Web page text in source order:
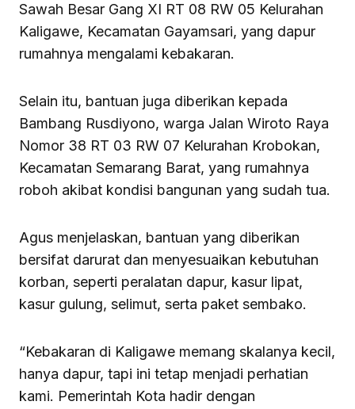
Sawah Besar Gang XI RT 08 RW 05 Kelurahan
Kaligawe, Kecamatan Gayamsari, yang dapur
rumahnya mengalami kebakaran.
Selain itu, bantuan juga diberikan kepada
Bambang Rusdiyono, warga Jalan Wiroto Raya
Nomor 38 RT 03 RW 07 Kelurahan Krobokan,
Kecamatan Semarang Barat, yang rumahnya
roboh akibat kondisi bangunan yang sudah tua.
Agus menjelaskan, bantuan yang diberikan
bersifat darurat dan menyesuaikan kebutuhan
korban, seperti peralatan dapur, kasur lipat,
kasur gulung, selimut, serta paket sembako.
“Kebakaran di Kaligawe memang skalanya kecil,
hanya dapur, tapi ini tetap menjadi perhatian
kami. Pemerintah Kota hadir dengan